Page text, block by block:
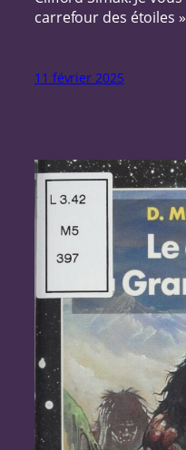
carrefour des étoiles
11 février 2025